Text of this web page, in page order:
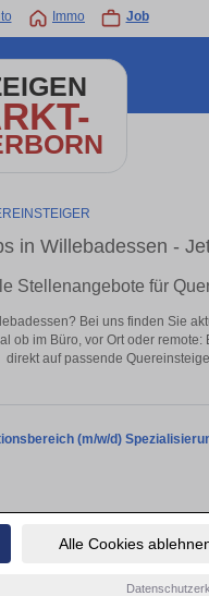
Alle Cookies
Immo Job
in Willebadessen -
Stellenangebote für
Bei uns finden Sie
ob im Büro, vor Ort oder
direkt auf passende
(m/w/d)